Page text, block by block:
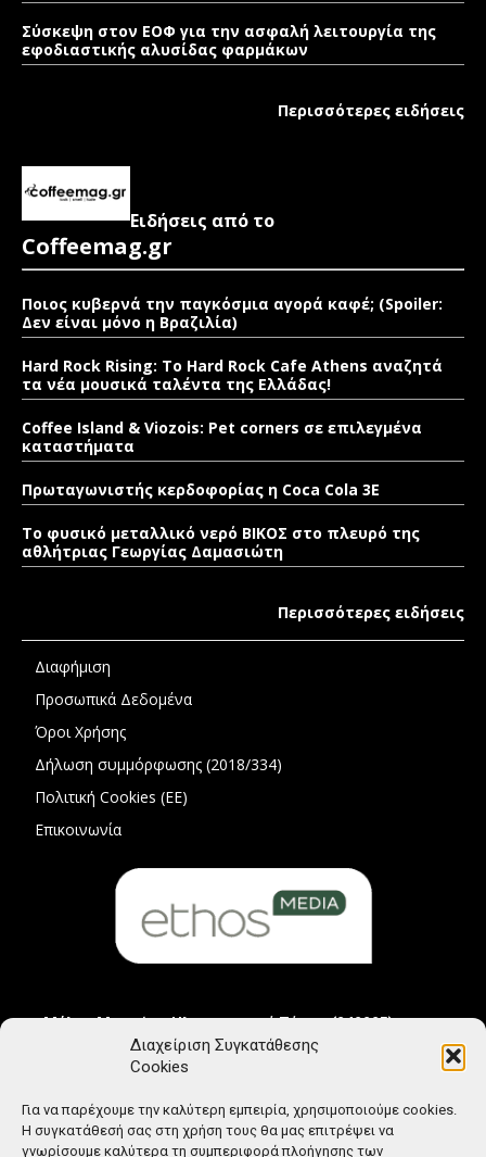
Διαχείριση Συγκατάθεσης
Cookies
Για να παρέχουμε την καλύτερη εμπειρία, χρησιμοποιούμε cookies.
Η συγκατάθεσή σας στη χρήση τους θα μας επιτρέψει να
γνωρίσουμε καλύτερα τη συμπεριφορά πλοήγησης των
Σύσκεψη στον ΕΟΦ για την ασφαλή λειτουργία της
εφοδιαστικής αλυσίδας φαρμάκων
Περισσότερες ειδήσεις
Ειδήσεις από το
Coffeemag.gr
Ποιος κυβερνά την παγκόσμια αγορά καφέ; (Spoiler:
Δεν είναι μόνο η Βραζιλία)
Hard Rock Rising: Το Hard Rock Cafe Athens αναζητά
τα νέα μουσικά ταλέντα της Ελλάδας!
Coffee Island & Viozois: Pet corners σε επιλεγμένα
καταστήματα
Πρωταγωνιστής κερδοφορίας η Coca Cola 3E
Το φυσικό μεταλλικό νερό ΒΙΚΟΣ στο πλευρό της
αθλήτριας Γεωργίας Δαμασιώτη
Περισσότερες ειδήσεις
Διαφήμιση
Προσωπικά Δεδομένα
Όροι Χρήσης
Δήλωση συμμόρφωσης (2018/334)
Πολιτική Cookies (ΕΕ)
Επικοινωνία
Μέλος Μητρώου Ηλεκτρονικού Τύπου (242225)